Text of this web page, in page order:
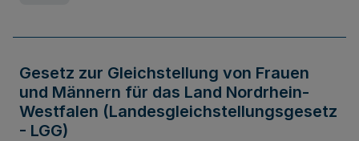
Gesetz zur Gleichstellung von Frauen
und Männern für das Land Nordrhein-
Westfalen (Landesgleichstellungsgesetz
- LGG)